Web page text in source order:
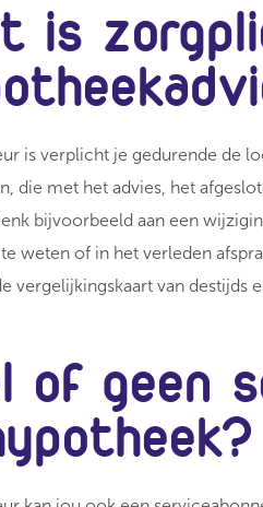
is
is verplicht je gedurende de
die met het advies, het
bijvoorbeeld aan een
weten of in het verleden
vergelijkingskaart van destijds
of geen